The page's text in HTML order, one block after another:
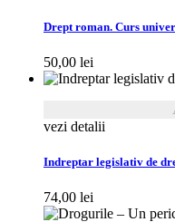
Drept roman. Curs
50,00 lei
vezi detalii
Indreptar legislativ de
74,00 lei